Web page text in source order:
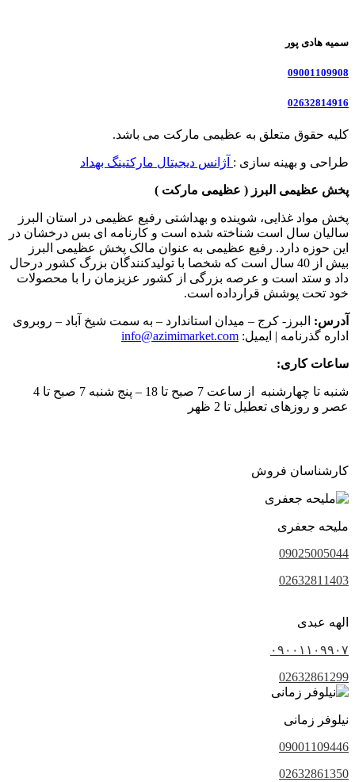
سمیه هادی پور
09001109908
02632814916
کلیه حقوق متعلق به عظیمی مارکت می باشد.
طراحی و بهینه سازی : آژانس دیجیتال مارکتینگ بهداد
پخش عظیمی البرز ( عظیمی مارکت )
پخش مواد غذایی، شوینده و بهداشتی رفیع عظیمی در استان البرز
سالیان سال است شناخته شده است و کارنامه ای بس درخشان در
این حوزه دارد. رفیع عظیمی به عنوان مالک پخش عظیمی البرز
بیش از 40 سال است که شخصا با تولیدکنندگان بزرگ کشور درحال
داد و ستد است و عرصه بزرگی از کشور عزیزمان را با محصولات
خود تحت پوشش قرارداده است.
آدرس: البرز- کرج – میدان استاندارد – به سمت شیخ آباد – روبروی
اداره گذرنامه | ایمیل: info@azimimarket.com
ساعات کاری:
شنبه تا چهارشنبه از ساعت 7 صبح تا 18 – پنج شنبه 7 صبح تا 4
عصر و روزهای تعطیل تا 2 ظهر
کارشناسان فروش
ملیحه جعفری
09025005044
02632811403
الهه عبدی
۰۹۰۰۱۱۰۹۹۰۷
02632861299
نیلوفر زمانی
09001109446
02632861350